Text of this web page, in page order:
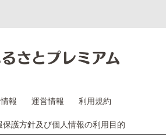
報 運営情報 利用規約
保護方針及び個人情報の利用目的